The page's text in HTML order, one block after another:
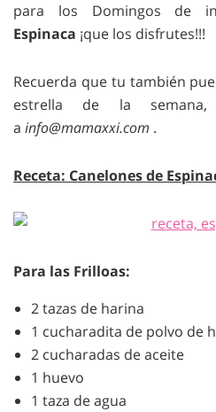
para los Domingos de
Espinaca ¡que los disfrutes!!!
Recuerda que tu también
estrella de la
a info@mamaxxi.com .
Receta: Canelones de
Para las Frilloas:
2 tazas de harina
1 cucharadita de polvo de
2 cucharadas de aceite
1 huevo
1 taza de agua